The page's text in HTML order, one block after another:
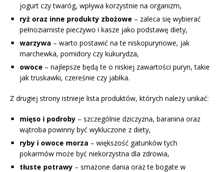
jogurt czy twaróg, wpływa korzystnie na organizm,
ryż oraz inne produkty zbożowe – zaleca się wybierać
pełnoziarniste pieczywo i kasze jako podstawę diety,
warzywa – warto postawić na te niskopurynowe, jak
marchewka, pomidory czy kukurydza,
owoce – najlepsze będą te o niskiej zawartości puryn, takie
jak truskawki, czereśnie czy jabłka.
Z drugiej strony istnieje lista produktów, których należy unikać:
mięso i podroby – szczególnie dziczyzna, baranina oraz
wątroba powinny być wykluczone z diety,
ryby i owoce morza – większość gatunków tych
pokarmów może być niekorzystna dla zdrowia,
tłuste potrawy – smażone dania oraz te bogate w